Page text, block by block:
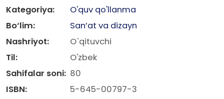
Kategoriya:
O'quv qo'llanma
Bo‘lim:
San’at va dizayn
Nashriyot:
O`qituvchi
Til:
O'zbek
Sahifalar soni: 80
ISBN:
5-645-00797-3